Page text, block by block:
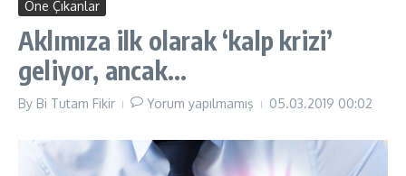
Öne Çıkanlar
Aklımıza ilk olarak ‘kalp krizi’
geliyor, ancak…
By Bi Tutam Fikir Yorum yapılmamış 05.03.2019 00:02